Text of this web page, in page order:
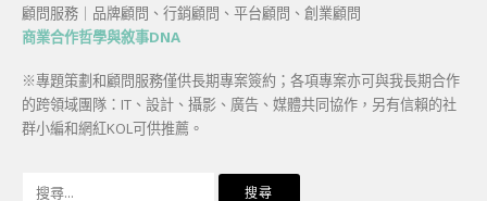
顧問服務｜品牌顧問、行銷顧問、平台顧問、創業顧問
商業合作哲學與敘事DNA
※專題策劃和顧問服務僅供長期專案簽約；各項專案亦可與我長期合作
的跨領域團隊：IT、設計、攝影、廣告、媒體共同協作，另有信賴的社
群小編和網紅KOL可供推薦。